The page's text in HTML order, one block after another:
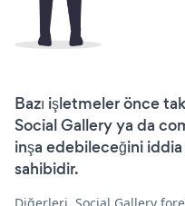
Bazı işletmeler önce
Social Gallery ya da
inşa edebileceğini
sahibidir.
Diğerleri, Social Gallery